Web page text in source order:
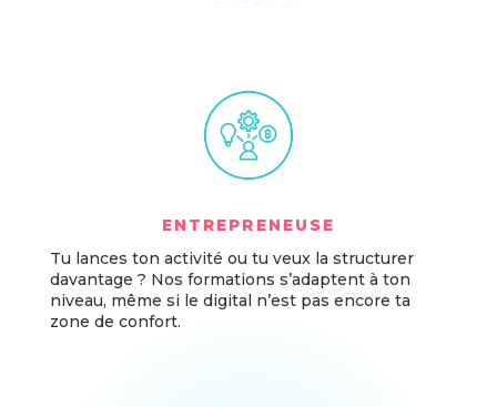
ENTREPRENEUSE
Tu lances ton activité ou tu veux la structurer
davantage ? Nos formations s’adaptent à ton
niveau, même si le digital n’est pas encore ta
zone de confort.